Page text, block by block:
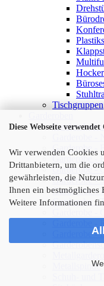
Diese Webseite
Wir verwenden Cookies
Drittanbietern, um die
gewährleisten, die
Ihnen ein bestmögliches
Weitere Informationen
Hocker
Tischgruppen
Garderoben
Garderobe -
Garderobe -
Garderobe -
Garderobe -
Garderobe -
Garderobe -
Garderobe -
Metallspinde